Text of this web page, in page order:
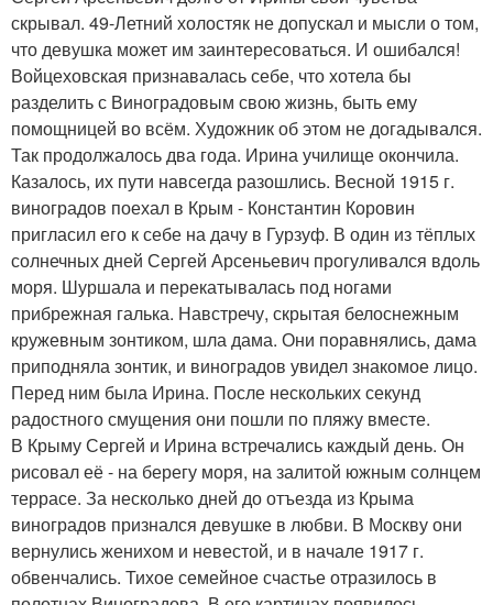
скрывал. 49-Летний холостяк не допускал и мысли о том,
что девушка может им заинтересоваться. И ошибался!
Войцеховская признавалась себе, что хотела бы
разделить с Виноградовым свою жизнь, быть ему
помощницей во всём. Художник об этом не догадывался.
Так продолжалось два года. Ирина училище окончила.
Казалось, их пути навсегда разошлись. Весной 1915 г.
виноградов поехал в Крым - Константин Коровин
пригласил его к себе на дачу в Гурзуф. В один из тёплых
солнечных дней Сергей Арсеньевич прогуливался вдоль
моря. Шуршала и перекатывалась под ногами
прибрежная галька. Навстречу, скрытая белоснежным
кружевным зонтиком, шла дама. Они поравнялись, дама
приподняла зонтик, и виноградов увидел знакомое лицо.
Перед ним была Ирина. После нескольких секунд
радостного смущения они пошли по пляжу вместе.
В Крыму Сергей и Ирина встречались каждый день. Он
рисовал её - на берегу моря, на залитой южным солнцем
террасе. За несколько дней до отъезда из Крыма
виноградов признался девушке в любви. В Москву они
вернулись женихом и невестой, и в начале 1917 г.
обвенчались. Тихое семейное счастье отразилось в